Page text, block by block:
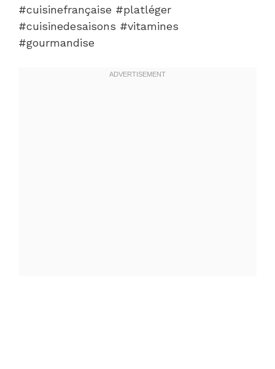
#cuisinefrançaise #platléger
#cuisinedesaisons #vitamines
#gourmandise